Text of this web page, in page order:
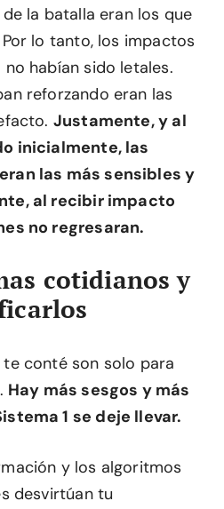
la batalla eran los que
lo tanto, los impactos
habían sido letales.
reforzando eran las
Justamente, y al
inicialmente, las
las más sensibles y
al recibir impacto
no regresaran.
cotidianos y
conté son solo para
Hay más sesgos y más
1 se deje llevar.
y los algoritmos
desvirtúan tu